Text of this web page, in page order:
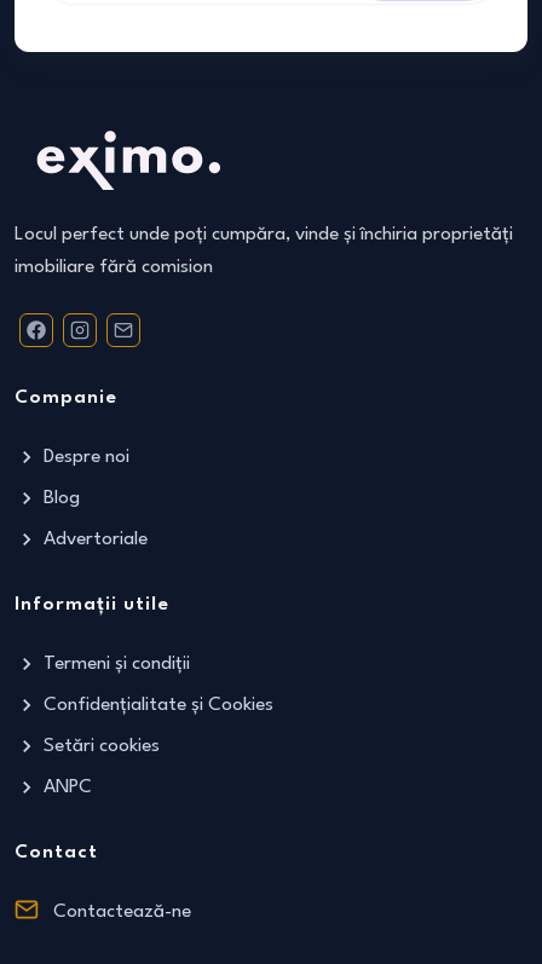
Locul perfect unde poți cumpăra, vinde și închiria proprietăți
imobiliare fără comision
Companie
Despre noi
Blog
Advertoriale
Informații utile
Termeni și condiții
Confidențialitate și Cookies
Setări cookies
ANPC
Contact
Contactează-ne